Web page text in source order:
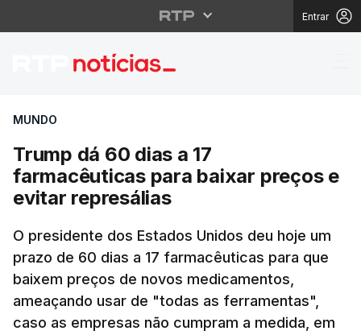
Entrar
Trump dá 60 dias a
MUNDO
Trump dá 60 dias a 17
farmacêuticas para baixar preços e
evitar represálias
O presidente dos Estados Unidos deu hoje um
prazo de 60 dias a 17 farmacêuticas para que
baixem preços de novos medicamentos,
ameaçando usar de "todas as ferramentas",
caso as empresas não cumpram a medida, em